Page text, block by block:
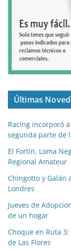
Últimas
Racing incorporó
segunda parte de
El Fortín, Loma
Regional Amateur
Chingotto y Galán
Londres
Jueves de
de un hogar
Choque en Ruta
de Las Flores